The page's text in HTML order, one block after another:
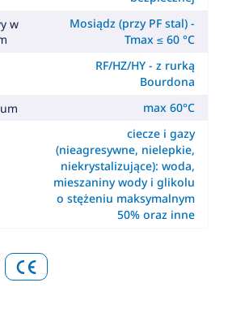
w
Mosiądz (przy PF stal) -
Tmax ≤ 60 °C
RF/HZ/HY - z rurką
Bourdona
max 60°C
ciecze i gazy
(nieagresywne, nielepkie,
niekrystalizujące): woda,
mieszaniny wody i glikolu
o stężeniu maksymalnym
50% oraz inne